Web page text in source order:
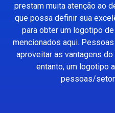
prestam muita atenção ao
que possa definir sua
para obter um logotipo
mencionados aqui.
aproveitar as vantagens
entanto, um logotipo
pessoas/